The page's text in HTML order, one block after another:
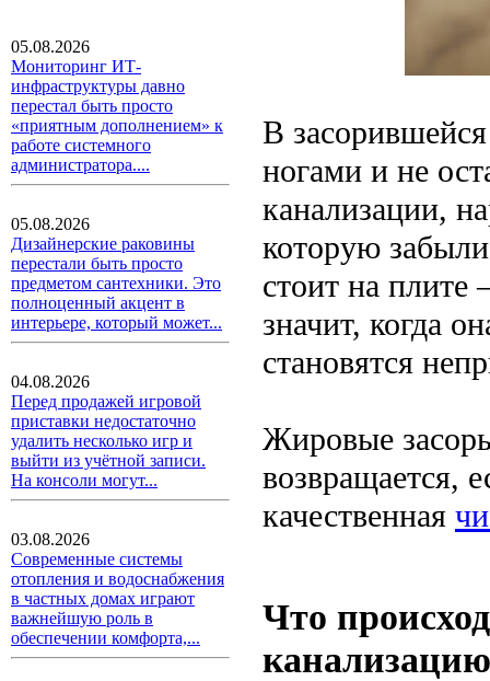
05.08.2026
Мониторинг ИТ-
инфраструктуры давно
перестал быть просто
«приятным дополнением» к
работе системного
администратора....
05.08.2026
Дизайнерские раковины
перестали быть просто
предметом сантехники. Это
полноценный акцент в
интерьере, который может...
04.08.2026
Перед продажей игровой
приставки недостаточно
удалить несколько игр и
выйти из учётной записи.
На консоли могут...
03.08.2026
Современные системы
отопления и водоснабжения
в частных домах играют
важнейшую роль в
обеспечении комфорта,...
В
ногами и не
канализации,
которую
стоит на плите
значит, когда
становятся
Жировые
возвращается,
качественная
Что